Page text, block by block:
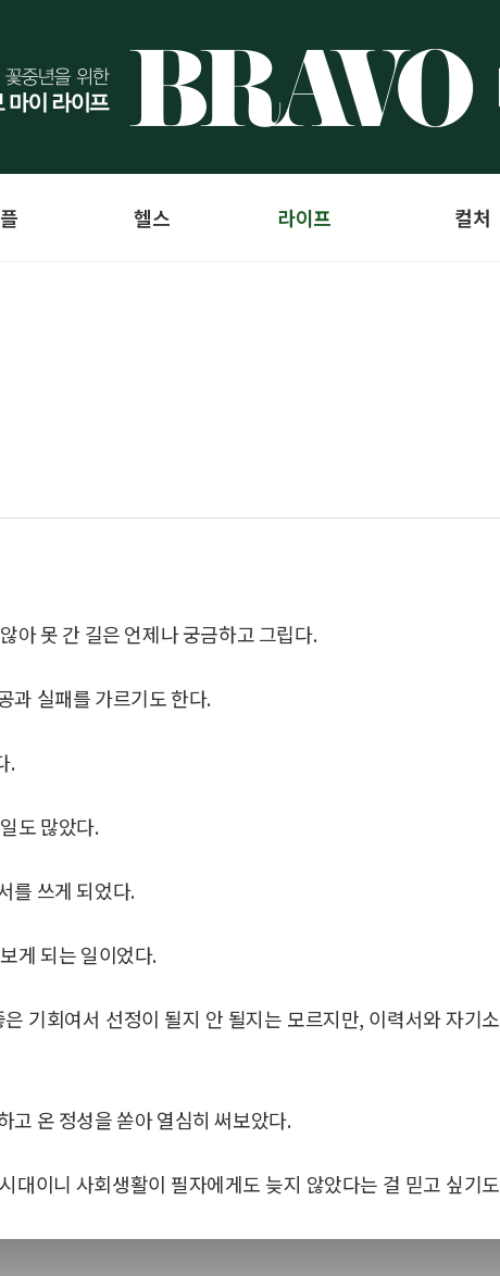
헬스 라이프 컬처
아 못 간 길은 언제나 궁금하고 그립다.
과 실패를 가르기도 한다.
.
도 많았다.
를 쓰게 되었다.
게 되는 일이었다.
기회여서 선정이 될지 안 될지는 모르지만, 이력서와 자기소
고 온 정성을 쏟아 열심히 써보았다.
대이니 사회생활이 필자에게도 늦지 않았다는 걸 믿고 싶기도